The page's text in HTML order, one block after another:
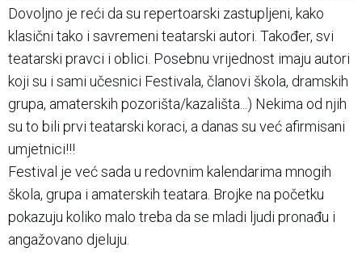
Dovoljno je reći da su repertoarski zastupljeni, kako
klasični tako i savremeni teatarski autori. Također, svi
teatarski pravci i oblici. Posebnu vrijednost imaju autori
koji su i sami učesnici Festivala, članovi škola, dramskih
grupa, amaterskih pozorišta/kazališta...) Nekima od njih
su to bili prvi teatarski koraci, a danas su već afirmisani
umjetnici!!!
Festival je već sada u redovnim kalendarima mnogih
škola, grupa i amaterskih teatara. Brojke na početku
pokazuju koliko malo treba da se mladi ljudi pronađu i
angažovano djeluju.